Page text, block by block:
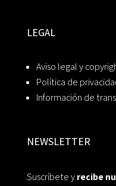
LEGAL
Aviso legal y
Política de
Información de
NEWSLETTER
Suscríbete yrecibe